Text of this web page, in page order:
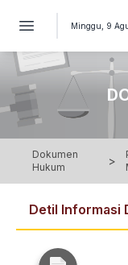
PERATURAN
Minggu, 9
Dokumen
Hukum
>
Detil Informasi